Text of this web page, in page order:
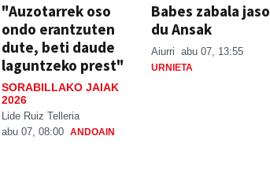
"Auzotarrek oso
ondo erantzuten
dute, beti daude
laguntzeko prest"
SORABILLAKO JAIAK
2026
Lide Ruiz Telleria
abu 07, 08:00 ANDOAIN
Babes zabala jaso
du Ansak
Aiurri abu 07, 13:55
URNIETA